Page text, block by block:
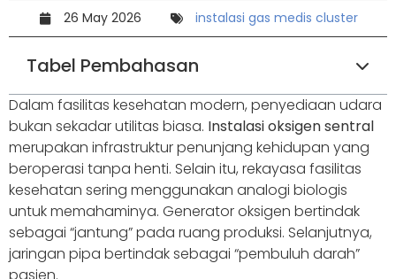
26 May 2026 instalasi gas medis cluster
Tabel Pembahasan
Dalam fasilitas kesehatan modern, penyediaan udara
bukan sekadar utilitas biasa. Instalasi oksigen sentral
merupakan infrastruktur penunjang kehidupan yang
beroperasi tanpa henti. Selain itu, rekayasa fasilitas
kesehatan sering menggunakan analogi biologis
untuk memahaminya. Generator oksigen bertindak
sebagai “jantung” pada ruang produksi. Selanjutnya,
jaringan pipa bertindak sebagai “pembuluh darah”